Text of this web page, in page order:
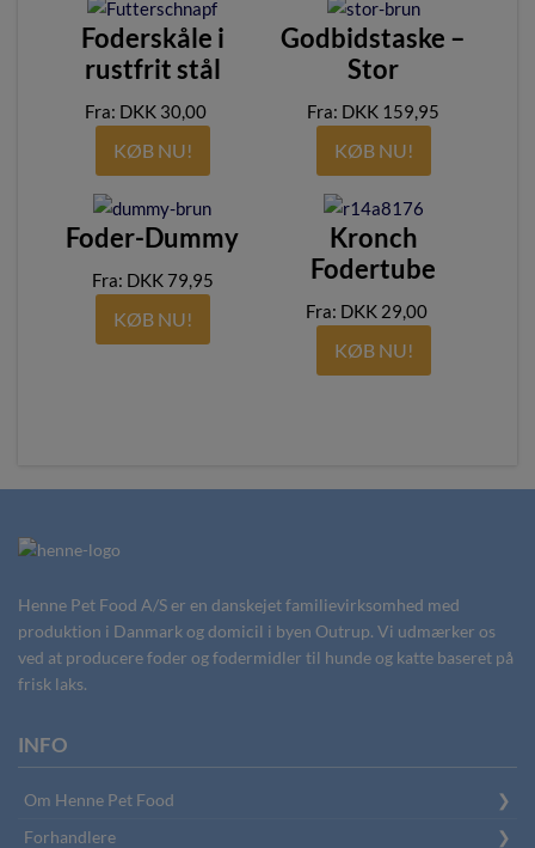
Foderskåle i
rustfrit stål
DKK 30,00
KØB NU!
Godbidstaske –
Stor
DKK 159,95
KØB NU!
Foder-Dummy
DKK79,95
KØB NU!
Kronch
Fodertube
DKK 29,00
KØB NU!
Henne Pet Food A/S er en danskejet familievirksomhed med
produktion i Danmark og domicil i byen Outrup. Vi udmærker os
ved at producere foder og fodermidler til hunde og katte baseret på
frisk laks.
INFO
Om Henne Pet Food
Forhandlere